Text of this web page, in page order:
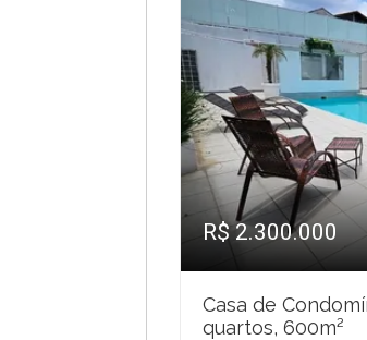
R$ 2.300.000
Casa de
quartos, 600m²